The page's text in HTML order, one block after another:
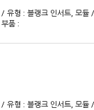
유형 : 블랭크 인서트, 모듈
품 :
유형 : 블랭크 인서트, 모듈